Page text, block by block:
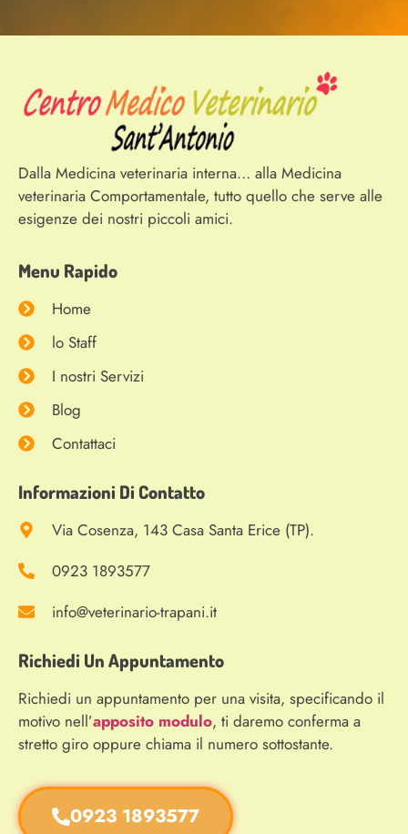
veterinaria Comportamentale, tutto quello che serve alle
esigenze dei nostri piccoli amici.
Menu Rapido
Home
lo Staff
I nostri Servizi
Informazioni Di Contatto
Richiedi Un Appuntamento
motivo nell’apposito modulo, ti daremo conferma a
stretto giro oppure chiama il numero sottostante.